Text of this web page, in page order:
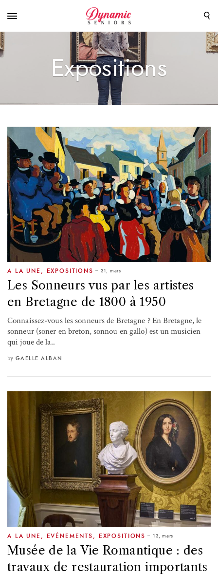
Expositions
A LA UNE EXPOSITIONS 31, mars
Les Sonneurs vus par les artistes
en Bretagne de 1800 à 1950
Connaissez-vous les sonneurs de Bretagne ? En Bretagne, le
sonneur (soner en breton, sonnou en gallo) est un musicien
qui joue de la..
by GAELLE ALBAN
A LA UNE EVÉNEMENTS EXPOSITIONS 13, mars
Musée de la Vie Romantique : des
travaux de restauration importants